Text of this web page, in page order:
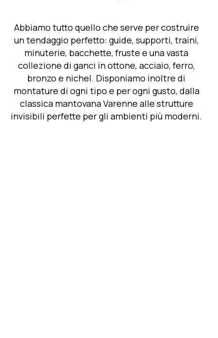
Abbiamo tutto quello che serve per costruire
un tendaggio perfetto: guide, supporti, traini,
minuterie, bacchette, fruste e una vasta
collezione di ganci in ottone, acciaio, ferro,
bronzo e nichel. Disponiamo inoltre di
montature di ogni tipo e per ogni gusto, dalla
classica mantovana Varenne alle strutture
invisibili perfette per gli ambienti più moderni.